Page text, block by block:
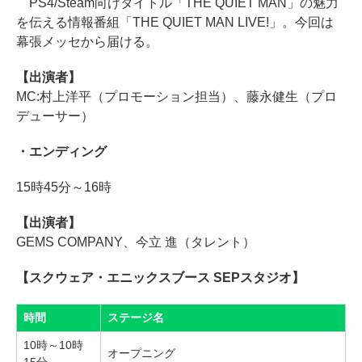
PS4/Steam向けタイトル「THE QUIET MAN」の魅力
を伝える情報番組「THE QUIET MAN LIVE!」。今回は
幕張メッセから届ける。
【出演者】
MC:村上洋平（プロモーション担当）、藤永健生（プロ
デューサー）
・エンディング
15時45分～16時
【出演者】
GEMS COMPANY、今立 進（タレント）
【スクウェア・エニックスブース SEPスタジオ】
時間 ステージ名
10時～10時
オープニング